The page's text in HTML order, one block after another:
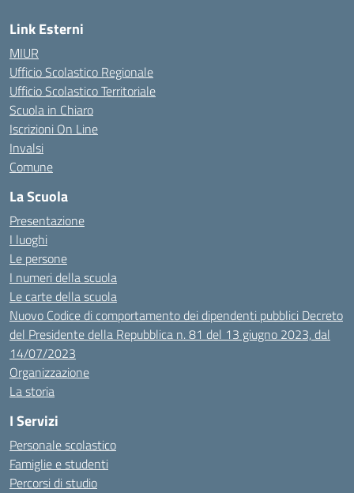
Link Esterni
MIUR
Ufficio Scolastico Regionale
Ufficio Scolastico Territoriale
Scuola in Chiaro
Iscrizioni On Line
Invalsi
Comune
La Scuola
Presentazione
I luoghi
Le persone
I numeri della scuola
Le carte della scuola
Nuovo Codice di comportamento dei dipendenti pubblici Decreto
del Presidente della Repubblica n. 81 del 13 giugno 2023, dal
14/07/2023
Organizzazione
La storia
I Servizi
Personale scolastico
Famiglie e studenti
Percorsi di studio